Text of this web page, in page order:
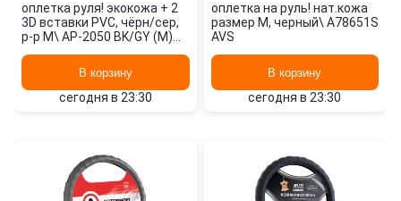
оплетка руля! экокожа + 2
3D вставки PVC, чёрн/сер,
р-р М\ AP-2050 BK/GY (M)
В корзину
сегодня в 23:30
оплетка на руль! нат.кожа
размер M, черный\ A78651S
AVS
В корзину
сегодня в 23:30